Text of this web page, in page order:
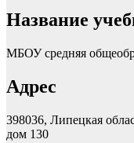
Название
МБОУ средняя
Адрес
398036, Липецкая
дом 130